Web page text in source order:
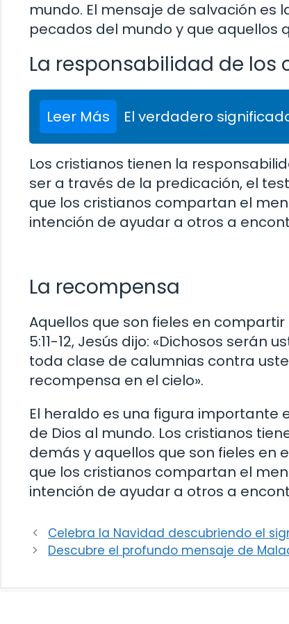
mundo. El mensaje de salvación es
pecados del mundo y que aquellos
La responsabilidad de los
Leer Más El verdadero
Los cristianos tienen la
ser a través de la predicación, el
que los cristianos compartan el
intención de ayudar a otros a
La recompensa
Aquellos que son fieles en
5:11-12, Jesús dijo: «Dichosos
toda clase de calumnias contra
recompensa en el cielo».
El heraldo es una figura importante
de Dios al mundo. Los cristianos
demás y aquellos que son fieles en
que los cristianos compartan el
intención de ayudar a otros a
Celebra la Navidad descubriendo el
Descubre el profundo mensaje de